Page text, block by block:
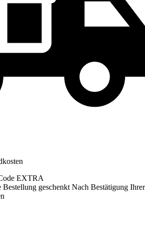
EXTRA
Bestellung geschenkt Nach Bestätigung Ihrer